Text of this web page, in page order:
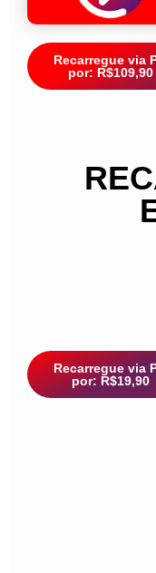
Recarregue via
por: R$109,90
Recarregue via
por: R$19,90